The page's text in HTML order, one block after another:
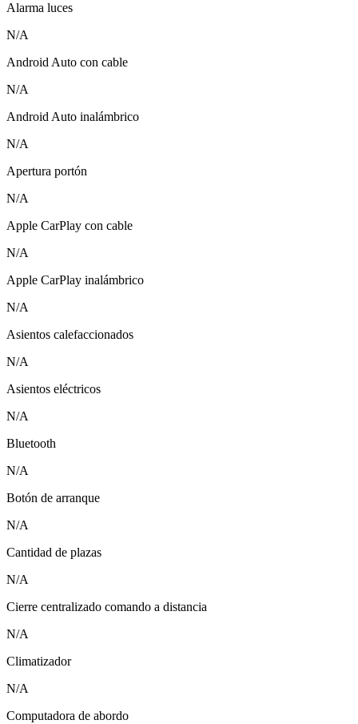
Alarma luces
N/A
Android Auto con cable
N/A
Android Auto inalámbrico
N/A
Apertura portón
N/A
Apple CarPlay con cable
N/A
Apple CarPlay inalámbrico
N/A
Asientos calefaccionados
N/A
Asientos eléctricos
N/A
Bluetooth
N/A
Botón de arranque
N/A
Cantidad de plazas
N/A
Cierre centralizado comando a distancia
N/A
Climatizador
N/A
Computadora de abordo